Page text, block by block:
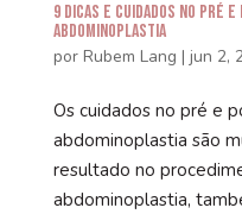
9 Dicas e Cuidados no Pré
Abdominoplastia
por Rubem Lang | jun 2,
Os cuidados no pré e
abdominoplastia são
resultado no
abdominoplastia,